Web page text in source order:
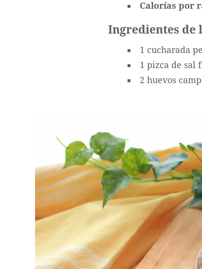
Calorías por
Ingredientes de
1 cucharada
1 pizca de sal
2 huevos